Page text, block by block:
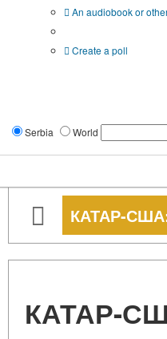
An audiobook or
Create a poll
Serbia World
КАТАР-
КАТАР-